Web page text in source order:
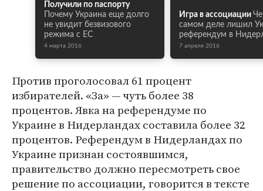
Получили по паспорту
Почему Украина еще долго
не увидит безвизового
режима с ЕС
4 марта 2016
Игра в ассоциации
самом деле лишил
референдум в
7 апреля 2016
Против проголосовал 61 процент
избирателей. «За» — чуть более 38
процентов. Явка на референдуме по
Украине в Нидерландах составила более 32
процентов. Референдум в Нидерландах по
Украине признан состоявшимся,
правительство должно пересмотреть свое
решение по ассоциации, говорится в тексте